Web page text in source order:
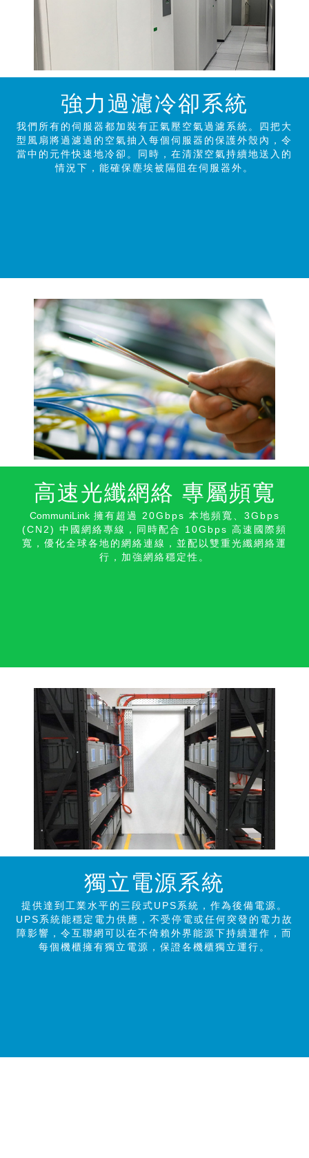
強力過濾冷卻系統
我們所有的伺服器都加裝有正氣壓空氣過濾系統。四把大
型風扇將過濾過的空氣抽入每個伺服器的保護外殼內，令
當中的元件快速地冷卻。同時，在清潔空氣持續地送入的
情況下，能確保塵埃被隔阻在伺服器外。
高速光纖網絡 專屬頻寬
CommuniLink擁有超過 20Gbps 本地頻寬、3Gbps
(CN2) 中國網絡專線，同時配合 10Gbps 高速國際頻
寬，優化全球各地的網絡連線，並配以雙重光纖網絡運
行，加強網絡穩定性。
獨立電源系統
提供達到工業水平的三段式UPS系統，作為後備電源。
UPS系統能穩定電力供應，不受停電或任何突發的電力故
障影響，令互聯網可以在不倚賴外界能源下持續運作，而
每個機櫃擁有獨立電源，保證各機櫃獨立運行。